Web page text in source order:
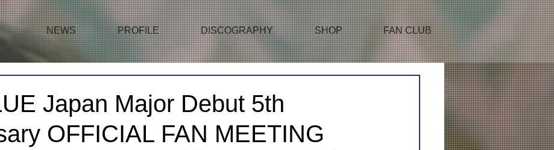
NEWS PROFILE DISCOGRAPHY SHOP FAN CLUB
Japan Major Debut 5th
OFFICIAL FAN MEETING